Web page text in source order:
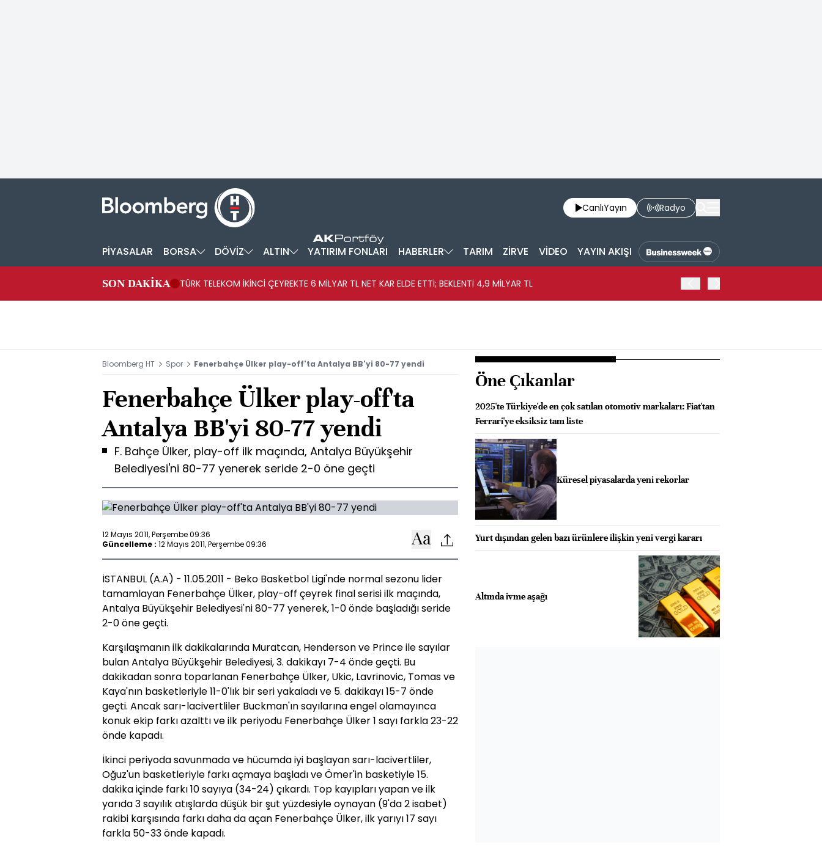
CanlıYayın Radyo
PİYASALAR BORSA DÖVİZ ALTIN YATIRIM FONLARI HABERLER TARIM ZİRVE VİDEO YAYIN AKIŞI
SON DAKİKA TÜRK TELEKOM İKİNCİ ÇEYREKTE 6 MİLYAR TL NET KAR ELDE ETTİ; BEKLENTİ 4,9 MİLYAR TL
Bloomberg HT Spor Fenerbahçe Ülker play-off'ta Antalya BB'yi 80-77 yendi
Fenerbahçe Ülker play-off'ta
Antalya BB'yi 80-77 yendi
F. Bahçe Ülker, play-off ilk maçında, Antalya Büyükşehir
Belediyesi'ni 80-77 yenerek seride 2-0 öne geçti
12 Mayıs 2011, Perşembe 09:36
Güncelleme : 12 Mayıs 2011, Perşembe 09:36
İSTANBUL (A.A) - 11.05.2011 - Beko Basketbol Ligi'nde normal sezonu lider
tamamlayan Fenerbahçe Ülker, play-off çeyrek final serisi ilk maçında,
Antalya Büyükşehir Belediyesi'ni 80-77 yenerek, 1-0 önde başladığı seride
2-0 öne geçti.
Karşılaşmanın ilk dakikalarında Muratcan, Henderson ve Prince ile sayılar
bulan Antalya Büyükşehir Belediyesi, 3. dakikayı 7-4 önde geçti. Bu
dakikadan sonra toparlanan Fenerbahçe Ülker, Ukic, Lavrinovic, Tomas ve
Kaya'nın basketleriyle 11-0'lık bir seri yakaladı ve 5. dakikayı 15-7 önde
geçti. Ancak sarı-lacivertliler Buckman'ın sayılarına engel olamayınca
konuk ekip farkı azalttı ve ilk periyodu Fenerbahçe Ülker 1 sayı farkla 23-22
önde kapadı.
İkinci periyoda savunmada ve hücumda iyi başlayan sarı-lacivertliler,
Oğuz'un basketleriyle farkı açmaya başladı ve Ömer'in basketiyle 15.
dakika içinde farkı 10 sayıya (34-24) çıkardı. Top kayıpları yapan ve ilk
yarıda 3 sayılık atışlarda düşük bir şut yüzdesiyle oynayan (9'da 2 isabet)
rakibi karşısında farkı daha da açan Fenerbahçe Ülker, ilk yarıyı 17 sayı
farkla 50-33 önde kapadı.
Öne Çıkanlar
2025'te Türkiye'de en çok satılan otomotiv markaları: Fiat'tan
Ferrari'ye eksiksiz tam liste
Küresel piyasalarda yeni rekorlar
Yurt dışından gelen bazı ürünlere ilişkin yeni vergi kararı
Altında ivme aşağı